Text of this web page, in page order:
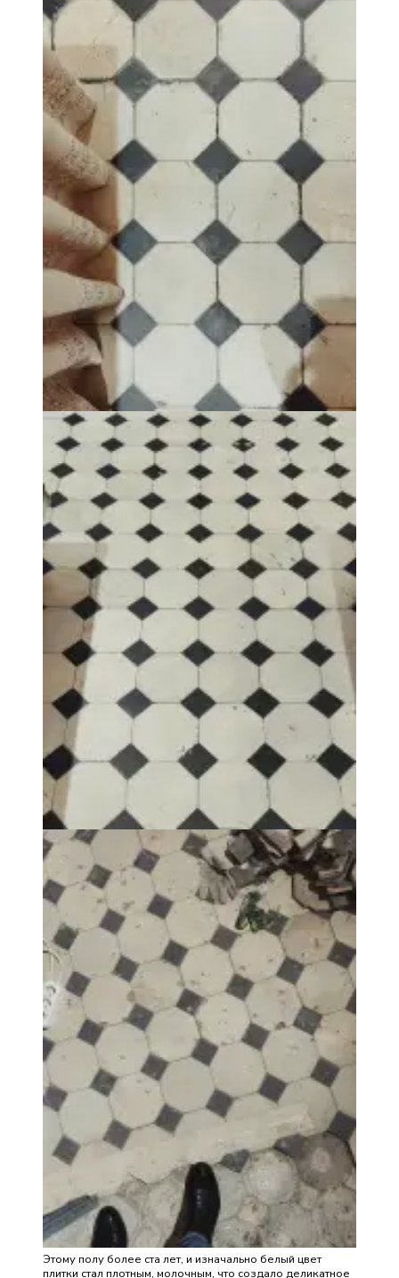
Этому полу более ста лет, и изначально белый цвет
плитки стал плотным, молочным, что создало деликатное